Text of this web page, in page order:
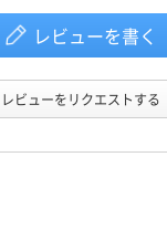
レビューを書く
レビューをリクエストする